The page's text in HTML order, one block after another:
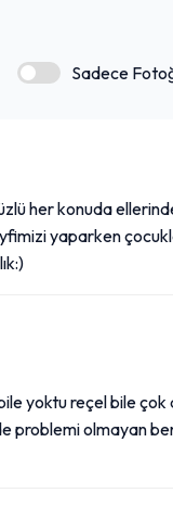
Sadece
her konuda
yaparken
yoktu reçel bile çok
problemi olmayan